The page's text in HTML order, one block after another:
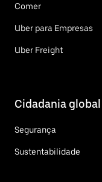
Comer
Uber para Empresas
Uber Freight
Cidadania global
Segurança
Sustentabilidade